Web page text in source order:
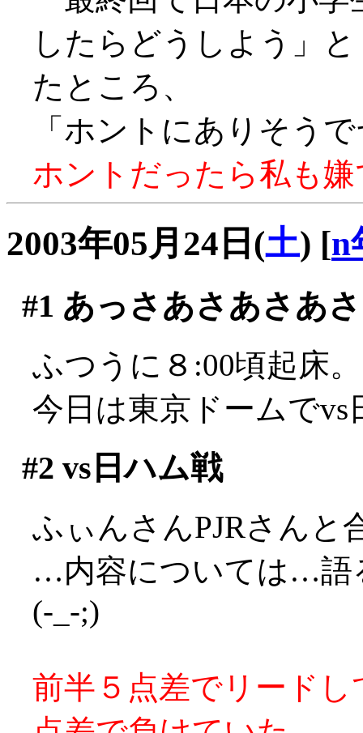
したらどうしよう」と
たところ、
「ホントにありそう
ホントだったら私も嫌
2003年05月24日(土) [n
#1 あっさあさあさあ
ふつうに８:00頃起床。
今日は東京ドームで
#2 vs日ハム戦
ふぃんさんPJRさんと
…内容については…語
(-_-;)
前半５点差でリード